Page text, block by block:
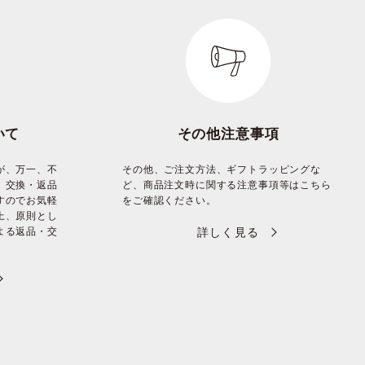
て
、万一、不
交換・返品
のでお気軽
、原則とし
る返品・交
その他注意事項
その他、ご注文方法、ギフトラッピングな
ど、商品注文時に関する注意事項等はこちら
をご確認ください。
詳しく見る